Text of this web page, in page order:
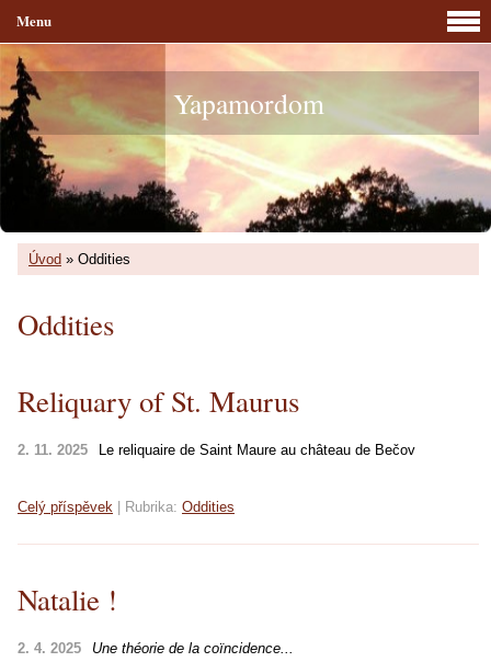
Yapamordom
Úvod » Oddities
Oddities
Reliquary of St. Maurus
2. 11. 2025 Le reliquaire de Saint Maure au château de Bečov
Celý příspěvek Rubrika: Oddities
Natalie !
2. 4. 2025 Une théorie de la coïncidence...
Menu